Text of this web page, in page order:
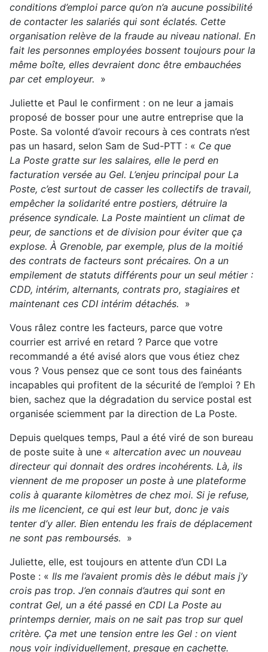
conditions d’emploi parce qu’on n’a aucune possibilité
de contacter les salariés qui sont éclatés. Cette
organisation relève de la fraude au niveau national. En
fait les personnes employées bossent toujours pour la
même boîte, elles devraient donc être embauchées
par cet employeur. »
Juliette et Paul le confirment : on ne leur a jamais
proposé de bosser pour une autre entreprise que la
Poste. Sa volonté d’avoir recours à ces contrats n’est
pas un hasard, selon Sam de Sud-PTT : « Ce que
La Poste gratte sur les salaires, elle le perd en
facturation versée au Gel. L’enjeu principal pour La
Poste, c’est surtout de casser les collectifs de travail,
empêcher la solidarité entre postiers, détruire la
présence syndicale. La Poste maintient un climat de
peur, de sanctions et de division pour éviter que ça
explose. À Grenoble, par exemple, plus de la moitié
des contrats de facteurs sont précaires. On a un
empilement de statuts différents pour un seul métier :
CDD, intérim, alternants, contrats pro, stagiaires et
maintenant ces CDI intérim détachés. »
Vous râlez contre les facteurs, parce que votre
courrier est arrivé en retard ? Parce que votre
recommandé a été avisé alors que vous étiez chez
vous ? Vous pensez que ce sont tous des fainéants
incapables qui profitent de la sécurité de l’emploi ? Eh
bien, sachez que la dégradation du service postal est
organisée sciemment par la direction de La Poste.
Depuis quelques temps, Paul a été viré de son bureau
de poste suite à une « altercation avec un nouveau
directeur qui donnait des ordres incohérents. Là, ils
viennent de me proposer un poste à une plateforme
colis à quarante kilomètres de chez moi. Si je refuse,
ils me licencient, ce qui est leur but, donc je vais
tenter d’y aller. Bien entendu les frais de déplacement
ne sont pas remboursés. »
Juliette, elle, est toujours en attente d’un CDI La
Poste : « Ils me l’avaient promis dès le début mais j’y
crois pas trop. J’en connais d’autres qui sont en
contrat Gel, un a été passé en CDI La Poste au
printemps dernier, mais on ne sait pas trop sur quel
critère. Ça met une tension entre les Gel : on vient
nous voir individuellement, presque en cachette.